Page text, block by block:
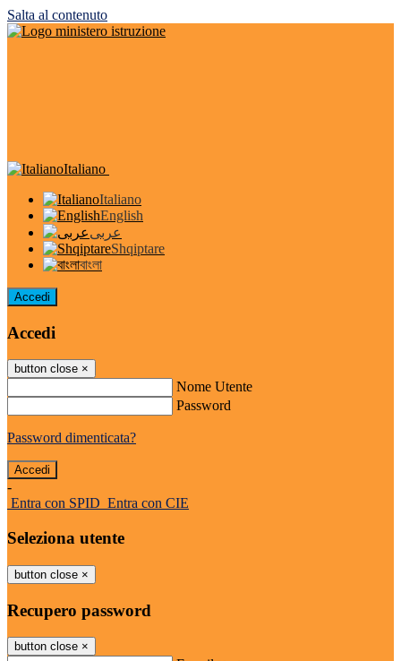
Salta al contenuto
Italiano
Italiano
English
عربى
Shqiptare
বাংলা
Accedi
Accedi
button close ×
Nome Utente
Password
Password dimenticata?
-
Entra con SPID Entra con CIE
Seleziona utente
button close ×
Recupero password
button close ×